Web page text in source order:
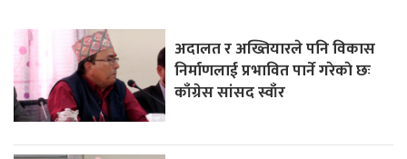
अदालत र अख्तियारले पनि विकास
निर्माणलाई प्रभावित पार्ने गरेकाे छः
काँग्रेस सांसद स्वाँर